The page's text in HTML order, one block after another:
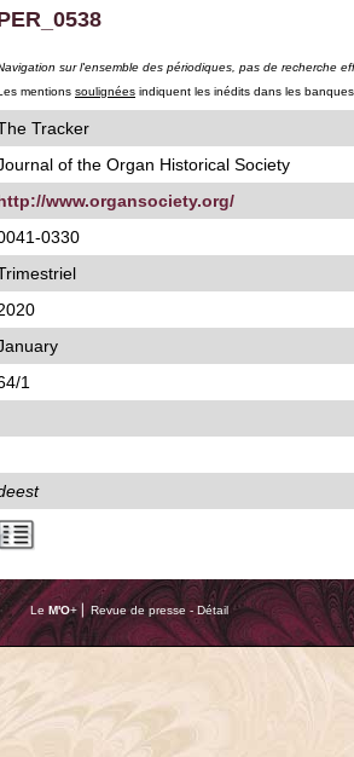
sur l'ensemble des périodiques, pas de recherche
mentions soulignées indiquent les inédits dans les
Tracker
of the Organ Historical Society
www.organsociety.org/
0330
1
Le M'O+ ⎢ Revue de presse - Détail